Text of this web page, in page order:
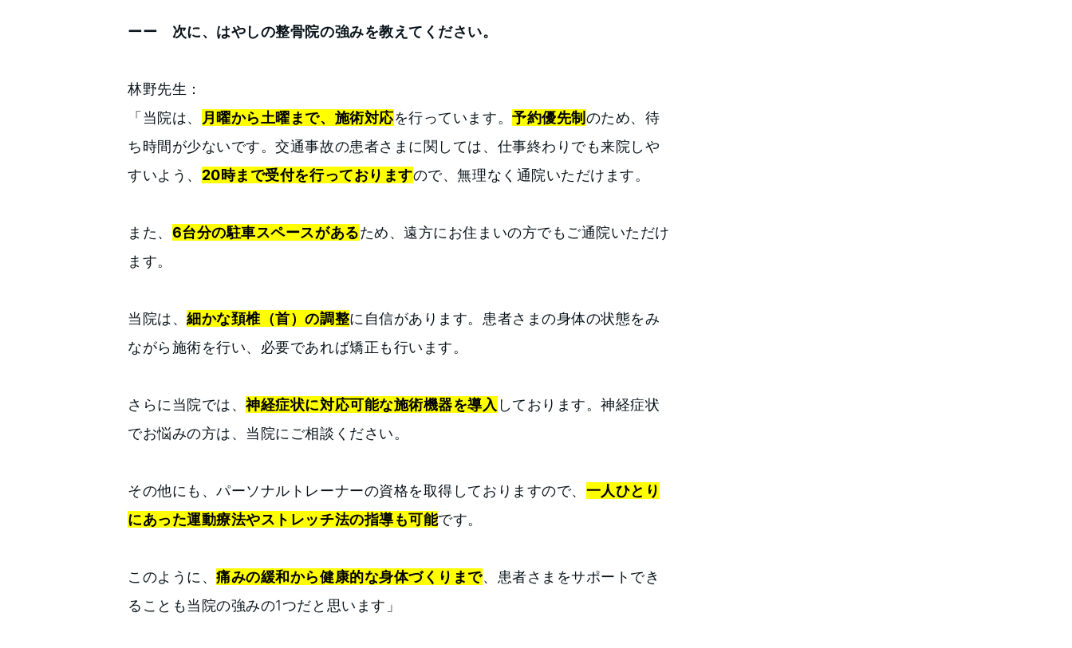
ーー 次に、はやしの整骨院の強みを教えてください。
林野先生：
「当院は、
月曜から土曜まで、施術対応を行っています。予約優先制 のため、待
ち時間が少ないです。交通事故の患者さまに関しては、仕事終わりでも来院しや
すいよう、 20時まで受付を行っておりますので、無理なく通院いただけます。
また、 6台分の駐車スペースがあるため、遠方にお住まいの方でもご通院いただけ
ます。
当院は、細かな頚椎（首）の調整に自信があります。患者さまの身体の状態をみ
ながら施術を行い、必要であれば矯正も行います。
さらに当院では、神経症状に対応可能な施術機器を導入 しております。神経症状
でお悩みの方は、当院にご相談ください。
その他にも、パーソナルトレーナーの資格を取得しておりますので、 一人ひとり
にあった運動療法やストレッチ法の指導も可能です。
このように、痛みの緩和から健康的な身体づくりまで、患者さまをサポートでき
ることも当院の強みの1つだと思います」